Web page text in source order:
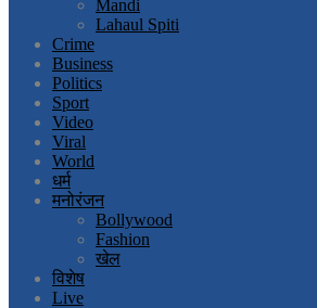
Mandi
Lahaul Spiti
Crime
Business
Politics
Sport
Video
Viral
World
धर्म
मनोरंजन
Bollywood
Fashion
खेल
विशेष
Live